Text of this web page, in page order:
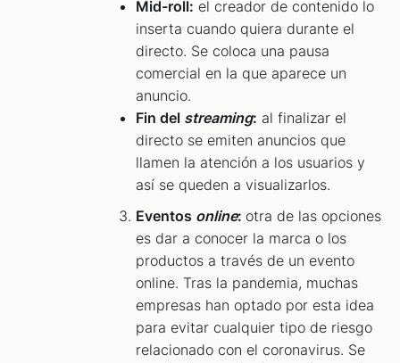
Mid-roll: el creador de contenido lo
inserta cuando quiera durante el
directo. Se coloca una pausa
comercial en la que aparece un
anuncio.
Fin del streaming: al finalizar el
directo se emiten anuncios que
llamen la atención a los usuarios y
así se queden a visualizarlos.
Eventos online: otra de las opciones
es dar a conocer la marca o los
productos a través de un evento
online. Tras la pandemia, muchas
empresas han optado por esta idea
para evitar cualquier tipo de riesgo
relacionado con el coronavirus. Se